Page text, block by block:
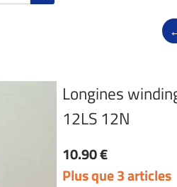
Longines
12LS 12N
10.90 €
Plus que 3 articles